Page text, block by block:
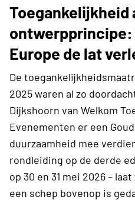
Toegankelijkheid
ontwerpprincipe:
Europe de lat
De
2025 waren al zo
Dijkshoorn van Welkom
Evenementen er een
duurzaamheid mee
rondleiding op de derde
op 30 en 31 mei 2026 –
een schep bovenop is